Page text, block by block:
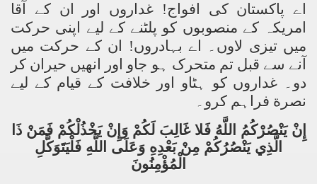
اے پاکستان کی افواج! غداروں اور ان کے آقا
امریکہ کے منصوبوں کو پلٹنے کے لیے اپنی حرکت
میں تیزی لاوں۔ اے بہادروں! ان کے حرکت میں
آنے سے قبل تم متحرک ہو جاو اور انھیں حیران کر
دو۔ غداروں کو ہٹاو اور خلافت کے قیام کے لیے
نصر ة فراہم کرو۔
إِنْ يَنْصُرْكُمُ اللَّهُ فَلا غَالِبَ لَكُمْ وَإِنْ يَخْذُلْكُمْ فَمَنْ ذَا
الَّذِي يَنْصُرُكُمْ مِنْ بَعْدِهِ وَعَلَى اللَّهِ فَلْيَتَوَكَّلِ
الْمُؤْمِنُونَ